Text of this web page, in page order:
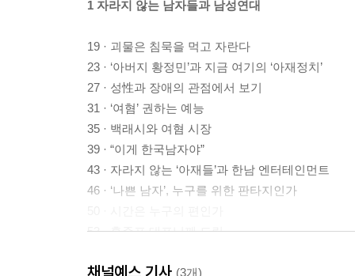
1 자라지 않는 남자들과 남성연대
19 · 괴물은 침묵을 먹고 자란다
23 · ‘아버지 황정민’과 지금 여기의 ‘아재정치’
27 · 성性과 장애의 관점에서 보기
31 · ‘여혐’ 권하는 예능
35 · 백래시와 여혐 시장
39 · “이게 한국남자야”
43 · 자라지 않는 ‘아재들’과 한남 엔터테인먼트
46 · ‘나쁜 남자’, 누구를 위한 판타지인가
53 · 홍준표 대표님께 드림
61 · 고개 숙인 남자, 잘나가는 여자?
채널예스 기사 (3개)